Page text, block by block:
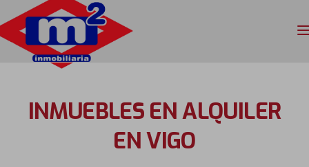
INMUEBLES EN ALQUILER
EN VIGO